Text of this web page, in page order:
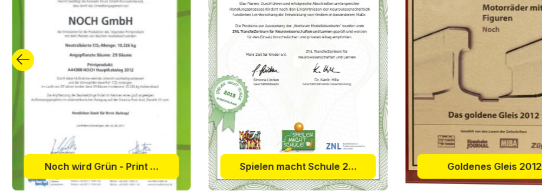
Noch wird Grün - Print & Forrest Zertifikat 2011 Spielen macht Schule 2015 Goldenes Gleis 2012